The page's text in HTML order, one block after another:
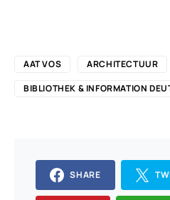
AAT VOS
ARCHITECTUUR
BIBLIOTHEK & INFORMATION
SHARE